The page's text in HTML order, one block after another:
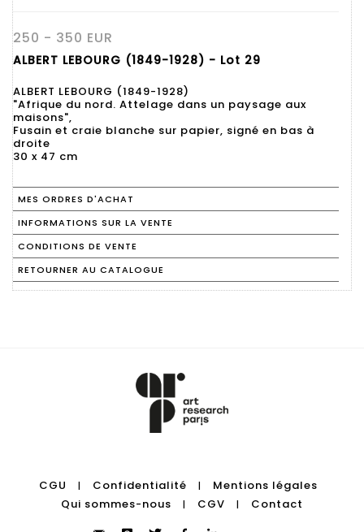
250 - 350 EUR
ALBERT LEBOURG (1849-1928) - Lot 29
ALBERT LEBOURG (1849-1928)
"Afrique du nord. Attelage dans un paysage aux
maisons",
Fusain et craie blanche sur papier, signé en bas à
droite
30 x 47 cm
MES ORDRES D'ACHAT
INFORMATIONS SUR LA VENTE
CONDITIONS DE VENTE
RETOURNER AU CATALOGUE
CGU | Confidentialité |
Mentions légales
Qui sommes-nous
| CGV | Contact